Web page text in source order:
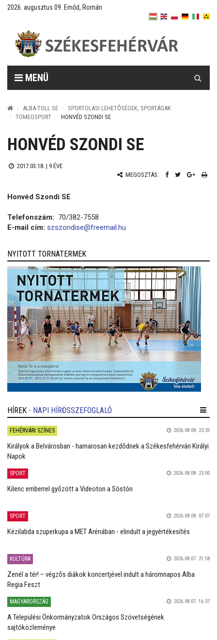
2026. augusztus 09. Emőd, Román
MENÜ
ALBA-TOLL SE
SPORTOLÁSI LEHETŐSÉGEK, SPORTÁGAK
TÖMEGSPORT
HONVÉD SZONDI SE
HONVÉD SZONDI SE
2017.03.18. | 9 ÉVE
MEGOSZTÁS:
Honvéd Szondi SE
Telefonszám: 70/382-7558
E-mail cím: szszondise@freemail.hu
NYITOTT TORNATERMEK
HÍREK - NAPI HÍRÖSSZEFOGLALÓ
FEHÉRVÁRI SZÍNES 2026.08.08. 23:35
Királyok a Belvárosban - hamarosan kezdődnek a Székesfehérvári Királyi
Napok
SPORT 2026.08.08. 23:00
Kilenc emberrel győzött a Videoton a Sóstón
SPORT 2026.08.08. 07:07
Kézilabda szuperkupa a MET Arénában - elindult a jegyértékesítés
KULTÚRA 2026.08.07. 21:58
Zenél a tér! – végzős diákok koncertjével indult a háromnapos Alba
Regia Feszt
MAGYARORSZÁG 2026.08.07. 16:37
A Települési Önkormányzatok Országos Szövetségének
sajtóközleménye